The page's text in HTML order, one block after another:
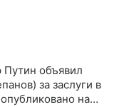
объявил
за заслуги в
на